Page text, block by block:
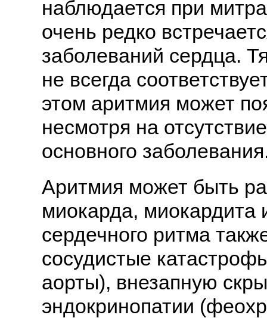
наблюдается при
очень редко
заболеваний сердца.
не всегда
этом аритмия может
несмотря на
основного
Аритмия может быть
миокарда,
сердечного ритма
сосудистые
аорты), внезапную
эндокринопатии